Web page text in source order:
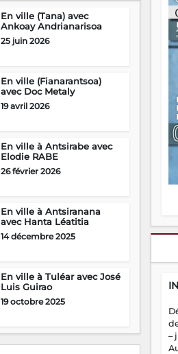
En ville (Tana) avec
Ankoay Andrianarisoa
25 juin 2026
En ville (Fianarantsoa)
avec Doc Metaly
19 avril 2026
En ville à Antsirabe avec
Elodie RABE
26 février 2026
En ville à Antsiranana
avec Hanta Léatitia
14 décembre 2025
En ville à Tuléar avec José
Luis Guirao
19 octobre 2025
–